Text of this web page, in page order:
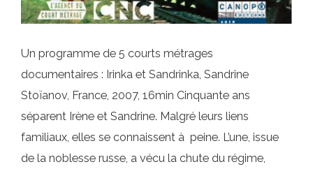
Un programme de 5 courts métrages
documentaires : Irinka et Sandrinka, Sandrine
Stoïanov, France, 2007, 16min Cinquante ans
séparent Irène et Sandrine. Malgré leurs liens
familiaux, elles se connaissent à peine. L’une, issue
de la noblesse russe, a vécu la chute du régime,